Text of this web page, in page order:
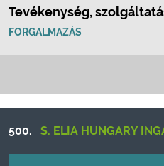
Tevékenység,
FORGALMAZÁS
500. S. ELIA HUNGARY